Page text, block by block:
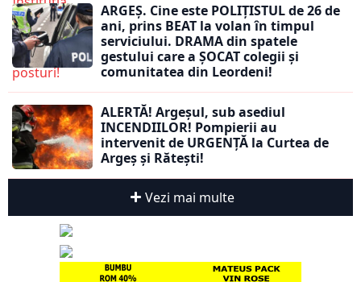
ARGEȘ. Cine este POLIȚISTUL de 26 de
ani, prins BEAT la volan în timpul
serviciului. DRAMA din spatele
gestului care a ȘOCAT colegii și
comunitatea din Leordeni!
ALERTĂ! Argeșul, sub asediul
INCENDIILOR! Pompierii au
intervenit de URGENȚĂ la Curtea de
Argeș și Rătești!
Vezi mai multe